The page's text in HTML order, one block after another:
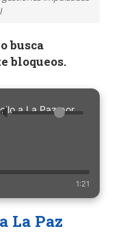
busca
bloqueos.
a La Paz por
1:21
La Paz